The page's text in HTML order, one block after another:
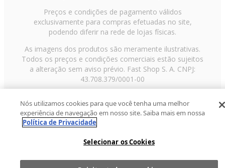
Preços e condições de pagamento válidos
exclusivamente para compras efetuadas no site,
podendo diferir na rede de lojas físicas.
As imagens dos produtos são meramente ilustrativas.
Todos os preços e condições comerciais estão sujeitos
a alteração sem aviso prévio. Fast Shop S. A. CNPJ:
43.708.379/0001-00
Paulo/SP, CEP 02029-001, Telefone: 11 3003-3728 ©
2013 Fast Shop - Todos os direitos reservadosRF
Nós utilizamos cookies para que você tenha uma melhor
experiência de navegação em nosso site. Saiba mais em nossa
Política de Privacidade
Selecionar os Cookies